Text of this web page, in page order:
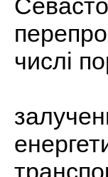
числі